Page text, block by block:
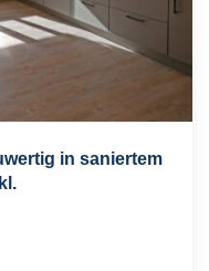
in saniertem